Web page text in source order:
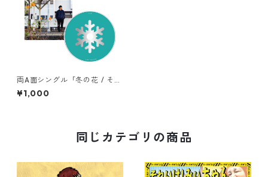
両A面シングル「冬の花 / そば
にいなくても」
¥1,000
同じカテゴリの商品